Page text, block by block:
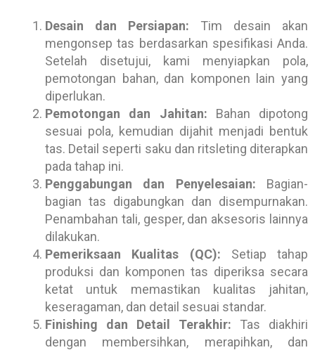
Desain dan Persiapan: Tim desain akan
mengonsep tas berdasarkan spesifikasi Anda.
Setelah disetujui, kami menyiapkan pola,
pemotongan bahan, dan komponen lain yang
diperlukan.
Pemotongan dan Jahitan: Bahan dipotong
sesuai pola, kemudian dijahit menjadi bentuk
tas. Detail seperti saku dan ritsleting diterapkan
pada tahap ini.
Penggabungan dan Penyelesaian: Bagian-
bagian tas digabungkan dan disempurnakan.
Penambahan tali, gesper, dan aksesoris lainnya
dilakukan.
Pemeriksaan Kualitas (QC): Setiap tahap
produksi dan komponen tas diperiksa secara
ketat untuk memastikan kualitas jahitan,
keseragaman, dan detail sesuai standar.
Finishing dan Detail Terakhir: Tas diakhiri
dengan membersihkan, merapihkan, dan